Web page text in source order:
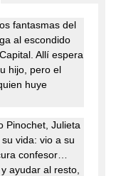
fantasmas del
al escondido
Allí espera
hijo, pero el
huye
Pinochet, Julieta
vida: vio a su
confesor…
ayudar al resto,